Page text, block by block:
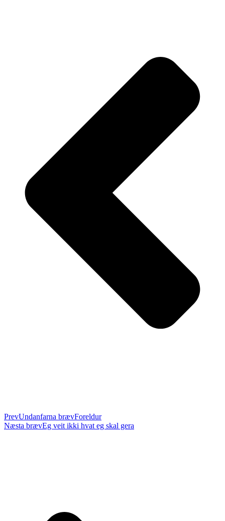
PrevUndanfarna brævForeldur
Næsta brævEg veit ikki hvat eg skal gera